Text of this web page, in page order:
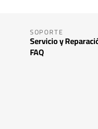
SOPORTE
Servicio y
FAQ